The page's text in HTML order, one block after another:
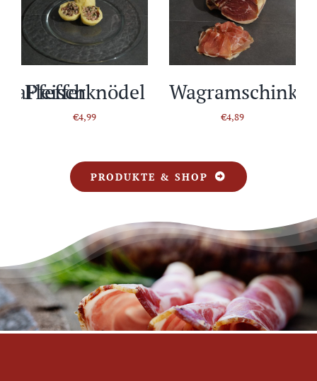
IN DEN WARENKORB
DETAILS
Fleischknödel
€4,99
IN DEN WARENKORB
/
DETAILS
€4,89
PRODUKTE & SHOP